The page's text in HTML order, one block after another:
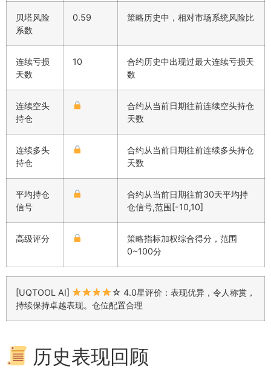
贝塔风险
系数
0.59 策略历史中，相对市场系统风险比
连续亏损
天数
10
合约历史中出现过最大连续亏损天
数
连续空头
持仓
合约从当前日期往前连续空头持仓
天数
连续多头
持仓
合约从当前日期往前连续多头持仓
天数
平均持仓
信号
合约从当前日期往前30天平均持
仓信号,范围[-10,10]
高级评分
策略指标加权综合得分，范围
0~100分
[UQTOOL AI]
☆ 4.0星评价：表现优异，令人称赏，
持续保持卓越表现。仓位配置合理
历史表现回顾